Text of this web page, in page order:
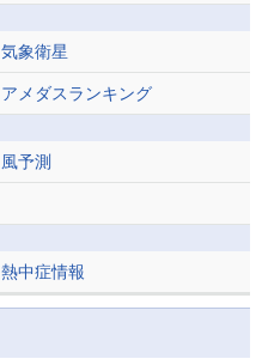
気象衛星
アメダスランキング
風予測
熱中症情報